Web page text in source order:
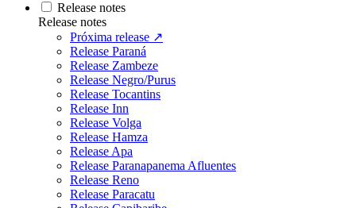
Release notes
Release notes
Próxima release ↗
Release Paraná
Release Zambeze
Release Negro/Purus
Release Tocantins
Release Inn
Release Volga
Release Hamza
Release Apa
Release Paranapanema Afluentes
Release Reno
Release Paracatu